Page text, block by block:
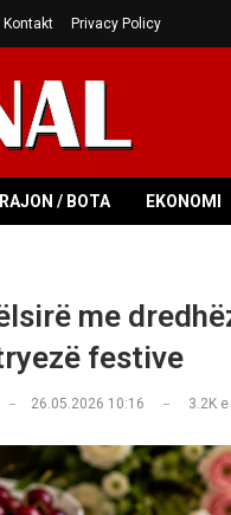
Kontakt Privacy Policy
RAJON / BOTA EKONOMI
me
festive
26.05.2026 10:16 3.2Ke